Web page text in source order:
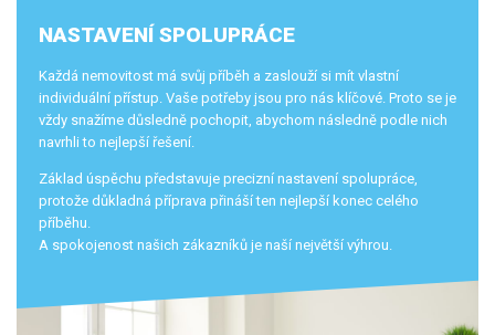
NASTAVENÍ SPOLUPRÁCE
Každá nemovitost má svůj příběh a zaslouží si mít vlastní
individuální přístup. Vaše potřeby jsou pro nás klíčové. Proto se je
vždy snažíme důsledně pochopit, abychom následně podle nich
navrhli to nejlepší řešení.
Základ úspěchu představuje precizní nastavení spolupráce,
protože důkladná příprava přináší ten nejlepší konec celého
příběhu.
A spokojenost našich zákazníků je naší největší výhrou.